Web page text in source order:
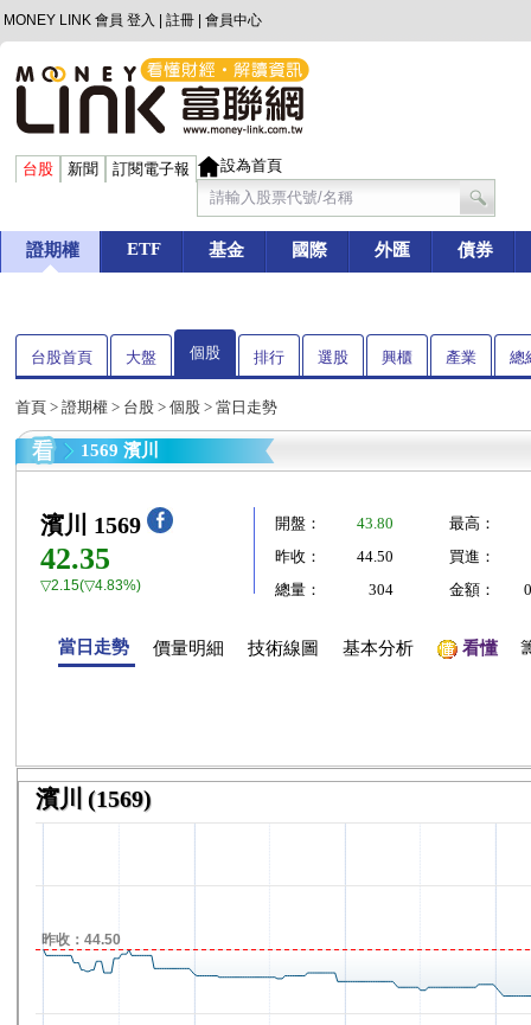
MONEY LINK 會員 登入 註冊 會員中心
台股 新聞 訂閱電子報 設為首頁
證期權 ETF 基金 國際 外匯 債券
台股首頁 大盤 個股 排行 選股 興櫃 產業 總
首頁 > 證期權 > 台股 > 個股 > 當日走勢
1569 濱川
濱川 1569
42.35
▽2.15(▽4.83%)
開盤： 43.80
最高：
昨收：
44.50
買進：
總量：
304 金額：
當日走勢 價量明細 技術線圖 基本分析 看懂